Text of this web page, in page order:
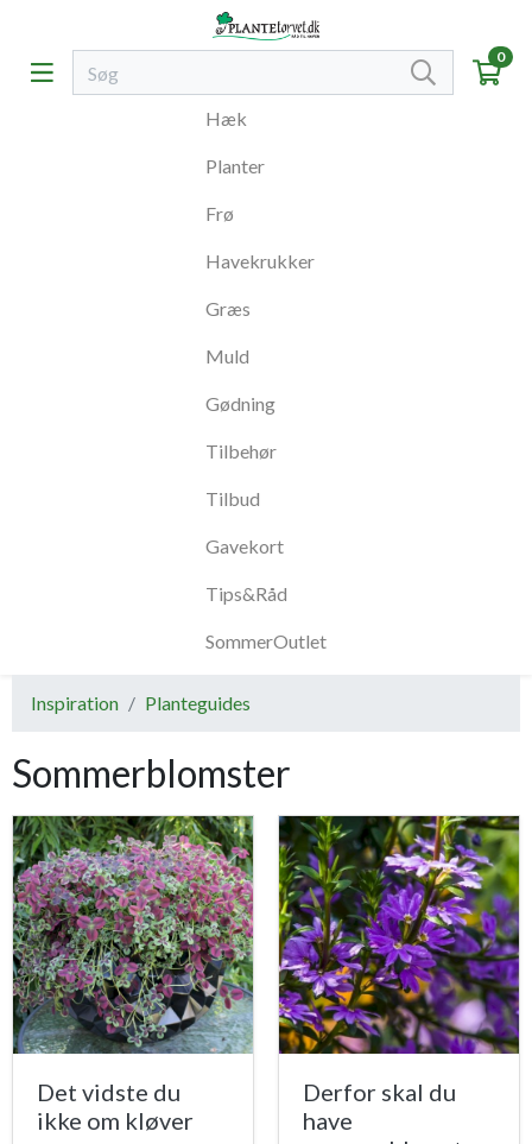
0
Hæk
Planter
Frø
Havekrukker
Græs
Muld
Gødning
Tilbehør
Tilbud
Gavekort
Tips&Råd
SommerOutlet
Inspiration Planteguides
Sommerblomster
Det vidste du
ikke om kløver
Derfor skal du
have